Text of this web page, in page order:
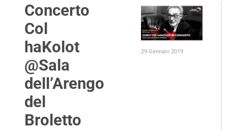
Concerto
Col
haKolot
@Sala
dell’Arengo
del
Broletto
29 Gennaio 2019